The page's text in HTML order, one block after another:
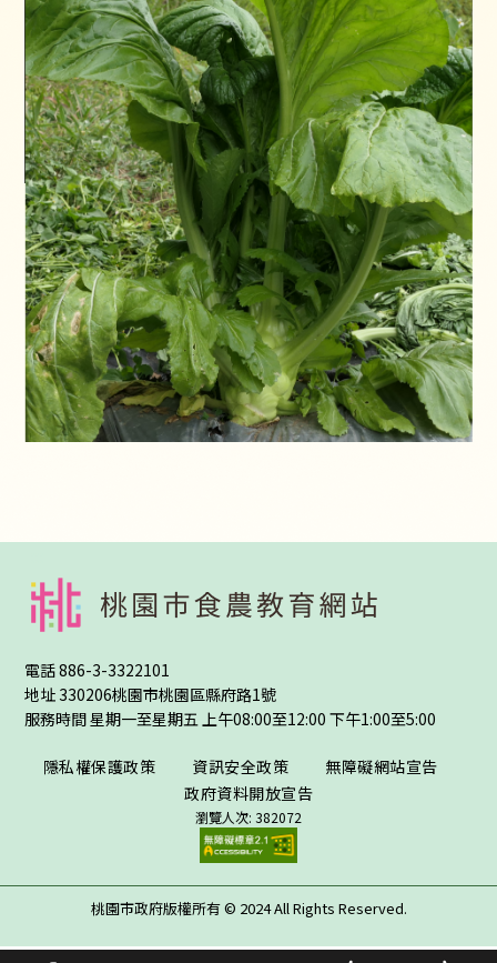
電話886-3-3322101
地址330206桃園市桃園區縣府路1號
服務時間 星期一至星期五 上午08:00至12:00 下午1:00至5:00
隱私權保護政策 資訊安全政策
無障礙網站宣告
政府資料開放宣告
瀏覽人次: 382072
桃園市政府版權所有 © 2024 All Rights Reserved.